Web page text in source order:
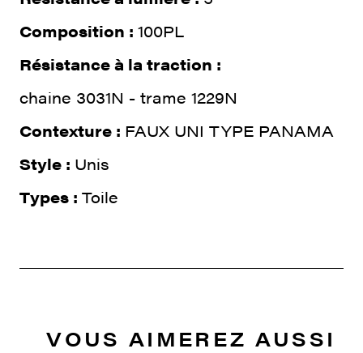
Composition : 100PL
Résistance à la traction :
chaine 3031N - trame 1229N
Contexture : FAUX UNI TYPE PANAMA
Style : Unis
Types : Toile
VOUS AIMEREZ AUSSI